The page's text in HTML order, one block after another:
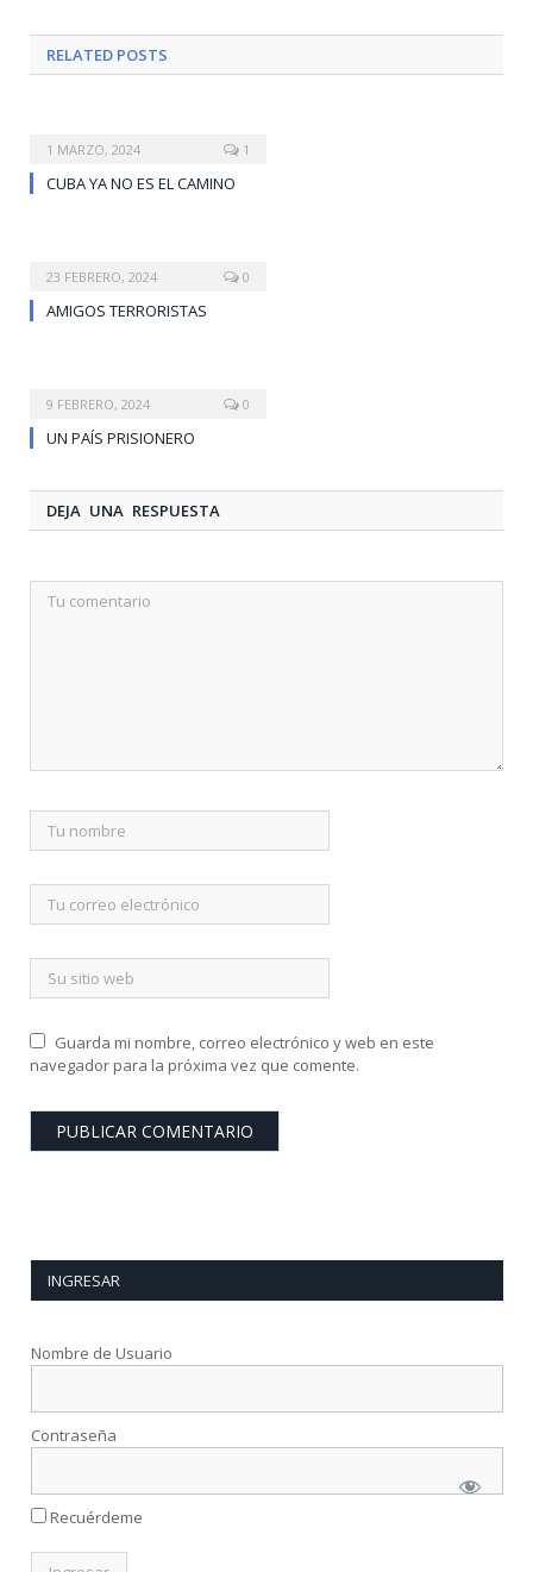
RELATED POSTS
1 MARZO, 2024 1
CUBA YA NO ES EL CAMINO
23 FEBRERO, 2024 0
AMIGOS TERRORISTAS
9 FEBRERO, 2024 0
UN PAÍS PRISIONERO
DEJA UNA RESPUESTA
Guarda mi nombre, correo electrónico y web en este
navegador para la próxima vez que comente.
INGRESAR
Nombre de Usuario
Contraseña
Recuérdeme